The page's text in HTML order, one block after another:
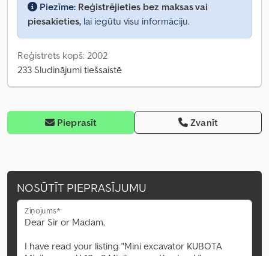
Piezīme: Reģistrējieties bez maksas vai
piesakieties, lai iegūtu visu informāciju.
Reģistrēts kopš: 2002
233 Sludinājumi tiešsaistē
Pieprasīt Zvanīt
NOSŪTĪT PIEPRASĪJUMU
Ziņojums*